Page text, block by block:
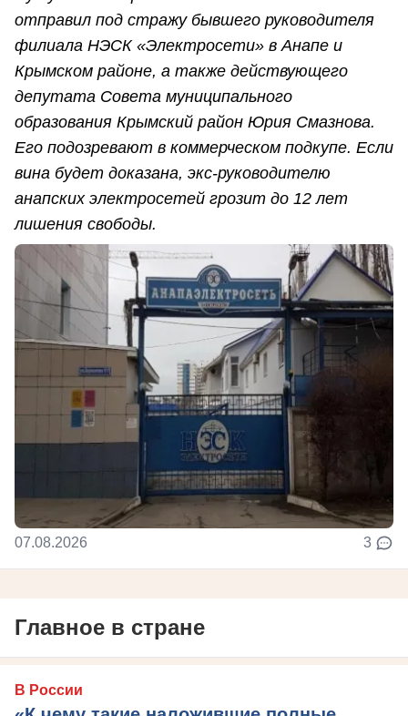
отправил под стражу бывшего руководителя
филиала НЭСК «Электросети» в Анапе и
Крымском районе, а также действующего
депутата Совета муниципального
образования Крымский район Юрия Смазнова.
Его подозревают в коммерческом подкупе. Если
вина будет доказана, экс-руководителю
анапских электросетей грозит до 12 лет
лишения свободы.
07.08.2026 3
Главное в стране
В России